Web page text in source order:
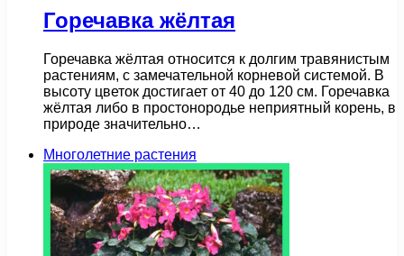
Горечавка жёлтая
Горечавка жёлтая относится к долгим травянистым
растениям, с замечательной корневой системой. В
высоту цветок достигает от 40 до 120 см. Горечавка
жёлтая либо в простонородье неприятный корень, в
природе значительно…
Многолетние растения